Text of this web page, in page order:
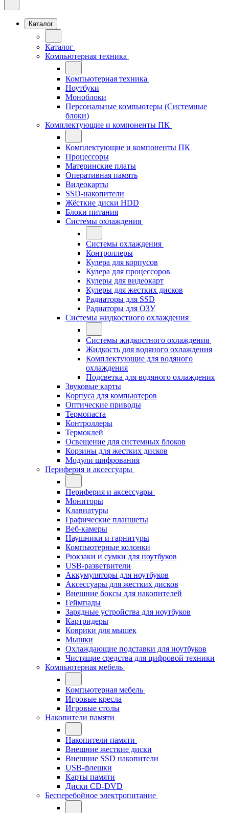
Каталог
Каталог
Компьютерная техника
Компьютерная техника
Ноутбуки
Моноблоки
Персональные компьютеры (Системные
блоки)
Комплектующие и компоненты ПК
Комплектующие и компоненты ПК
Процессоры
Материнские платы
Оперативная память
Видеокарты
SSD-накопители
Жёсткие диски HDD
Блоки питания
Системы охлаждения
Системы охлаждения
Контроллеры
Кулера для корпусов
Кулера для процессоров
Кулеры для видеокарт
Кулеры для жестких дисков
Радиаторы для SSD
Радиаторы для ОЗУ
Системы жидкостного охлаждения
Системы жидкостного охлаждения
Жидкость для водяного охлаждения
Комплектующие для водяного
охлаждения
Подсветка для водяного охлаждения
Звуковые карты
Корпуса для компьютеров
Оптические приводы
Термопаста
Контроллеры
Термоклей
Освещение для системных блоков
Корзины для жестких дисков
Модули шифрования
Периферия и аксессуары
Периферия и аксессуары
Мониторы
Клавиатуры
Графические планшеты
Веб-камеры
Наушники и гарнитуры
Компьютерные колонки
Рюкзаки и сумки для ноутбуков
USB-разветвители
Аккумуляторы для ноутбуков
Аксессуары для жестких дисков
Внешние боксы для накопителей
Геймпады
Зарядные устройства для ноутбуков
Картридеры
Коврики для мышек
Мышки
Охлаждающие подставки для ноутбуков
Чистящие средства для цифровой техники
Компьютерная мебель
Компьютерная мебель
Игровые кресла
Игровые столы
Накопители памяти
Накопители памяти
Внешние жесткие диски
Внешние SSD накопители
USB-флешки
Карты памяти
Диски CD-DVD
Бесперебойное электропитание